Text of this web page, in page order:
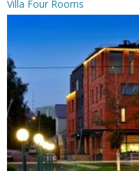
Villa Four Rooms